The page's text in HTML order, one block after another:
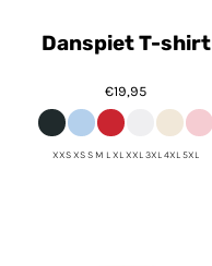
Danspiet T-shirt
€19,95
XXS XS S M L XL XXL 3XL 4XL 5XL